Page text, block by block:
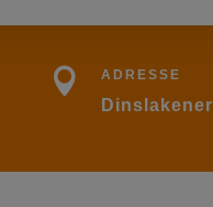
 ADRESSE